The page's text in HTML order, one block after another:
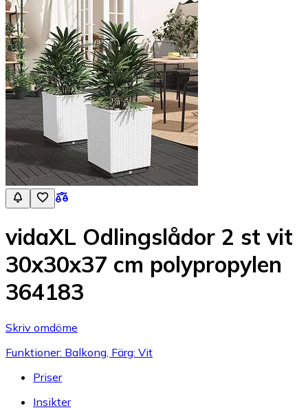
vidaXL Odlingslådor 2 st vit
30x30x37 cm polypropylen
364183
Skriv omdöme
Funktioner: Balkong, Färg: Vit
Priser
Insikter